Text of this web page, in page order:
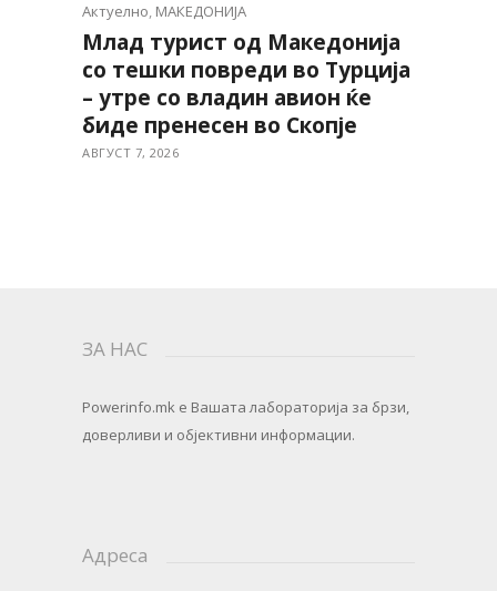
Актуелно, МАКЕДОНИЈА
Млад турист од Македонија
со тешки повреди во Турција
– утре со владин авион ќе
биде пренесен во Скопје
АВГУСТ 7, 2026
ЗА НАС
Powerinfo.mk e Вашата лабораторија за брзи,
доверливи и објективни информации.
Адреса